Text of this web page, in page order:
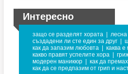
Интересно
защо се разделят хората
създадени ли сте един за друг
как да запазим любовта
каква
какво правят успелите хора
модерен маникюр
как да
как да се предпазим от грип и